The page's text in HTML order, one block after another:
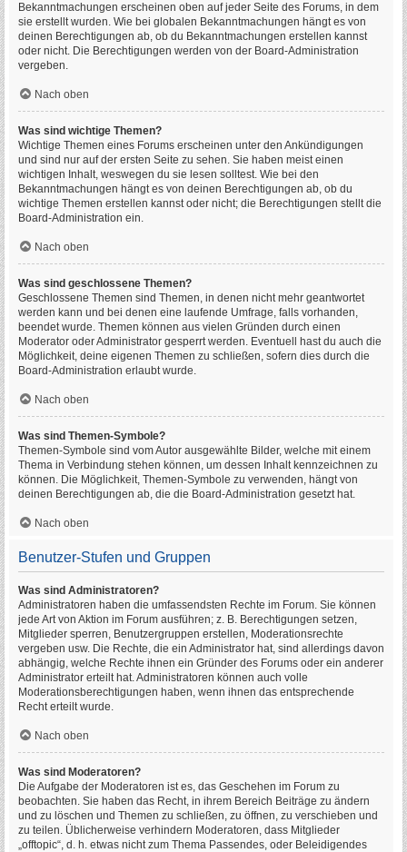
Bekanntmachungen erscheinen oben auf jeder Seite des Forums, in dem
sie erstellt wurden. Wie bei globalen Bekanntmachungen hängt es von
deinen Berechtigungen ab, ob du Bekanntmachungen erstellen kannst
oder nicht. Die Berechtigungen werden von der Board-Administration
vergeben.
Nach oben
Was sind wichtige Themen?
Wichtige Themen eines Forums erscheinen unter den Ankündigungen
und sind nur auf der ersten Seite zu sehen. Sie haben meist einen
wichtigen Inhalt, weswegen du sie lesen solltest. Wie bei den
Bekanntmachungen hängt es von deinen Berechtigungen ab, ob du
wichtige Themen erstellen kannst oder nicht; die Berechtigungen stellt die
Board-Administration ein.
Nach oben
Was sind geschlossene Themen?
Geschlossene Themen sind Themen, in denen nicht mehr geantwortet
werden kann und bei denen eine laufende Umfrage, falls vorhanden,
beendet wurde. Themen können aus vielen Gründen durch einen
Moderator oder Administrator gesperrt werden. Eventuell hast du auch die
Möglichkeit, deine eigenen Themen zu schließen, sofern dies durch die
Board-Administration erlaubt wurde.
Nach oben
Was sind Themen-Symbole?
Themen-Symbole sind vom Autor ausgewählte Bilder, welche mit einem
Thema in Verbindung stehen können, um dessen Inhalt kennzeichnen zu
können. Die Möglichkeit, Themen-Symbole zu verwenden, hängt von
deinen Berechtigungen ab, die die Board-Administration gesetzt hat.
Nach oben
Benutzer-Stufen und Gruppen
Was sind Administratoren?
Administratoren haben die umfassendsten Rechte im Forum. Sie können
jede Art von Aktion im Forum ausführen; z. B. Berechtigungen setzen,
Mitglieder sperren, Benutzergruppen erstellen, Moderationsrechte
vergeben usw. Die Rechte, die ein Administrator hat, sind allerdings davon
abhängig, welche Rechte ihnen ein Gründer des Forums oder ein anderer
Administrator erteilt hat. Administratoren können auch volle
Moderationsberechtigungen haben, wenn ihnen das entsprechende
Recht erteilt wurde.
Nach oben
Was sind Moderatoren?
Die Aufgabe der Moderatoren ist es, das Geschehen im Forum zu
beobachten. Sie haben das Recht, in ihrem Bereich Beiträge zu ändern
und zu löschen und Themen zu schließen, zu öffnen, zu verschieben und
zu teilen. Üblicherweise verhindern Moderatoren, dass Mitglieder
„offtopic“, d. h. etwas nicht zum Thema Passendes, oder Beleidigendes